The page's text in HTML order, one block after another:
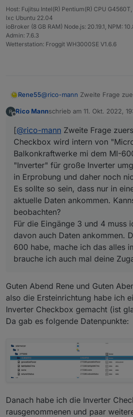
Host: Fujitsu Intel(R) Pentium(R) CPU
lxc Ubuntu 22.04
ioBroker (8 GB RAM) Node.js: 20.19.1, NPM:
Admin: 7.6.3
Wetterstation: Froggit WH3000SE V1.6.6
Rene55@rico-mann Zweite Frage
mi dem MI-600 o.ä.) auf
nicht sauber erklärt. Es sollte
Einstellung aktuelle Daten
bitte mal beobachten?
Für die Eingänge 3 und 4
davon auch Daten
600 habe, mache ich das
brauche ich auch mal deine
Rico Mannschrieb am 11. Okt. 2022,
zuletzt editiert von
[@rico-mann Zweite Frage
Checkbox wird intern von
Balkonkraftwerke mi dem MI-
"Inverter" für große Inverter
in Erprobung und daher noch
Es sollte so sein, dass nur in
aktuelle Daten ankommen.
beobachten?
Für die Eingänge 3 und 4 muss
davon auch Daten ankommen.
600 habe, mache ich das alles
brauche ich auch mal deine
Guten Abend Rene und Guten
also die Ersteinrichtung habe ich
Inverter Checkbox gemacht (ist
Da gab es folgende Datenpunkte:
Danach habe ich die Inverter
rausgenommenen und paar